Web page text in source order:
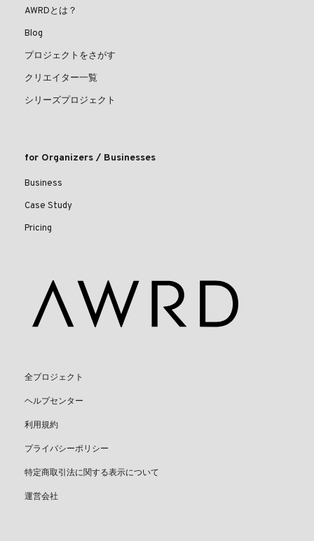
AWRDとは？
Blog
プロジェクトをさがす
クリエイター一覧
シリーズプロジェクト
for Organizers / Businesses
Business
Case Study
Pricing
全プロジェクト
ヘルプセンター
利用規約
プライバシーポリシー
特定商取引法に関する表示について
運営会社